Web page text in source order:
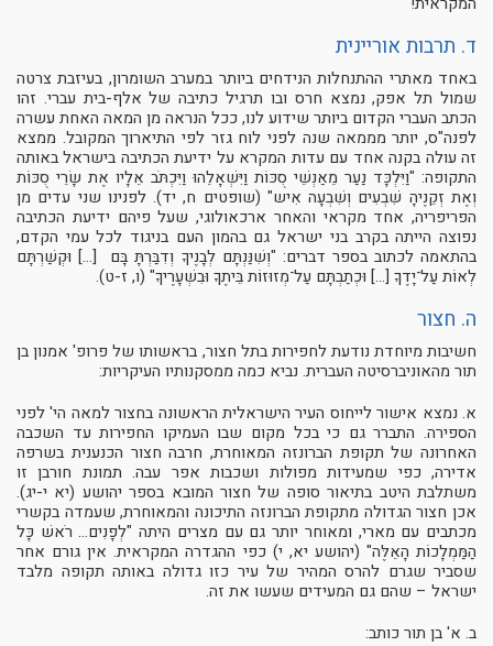
ד. תרבות אוריינית
באחד מאתרי ההתנחלות הנידחים ביותר במערב השומרון, בעיזבת צרטה
שמול תל אפק, נמצא חרס ובו תרגיל כתיבה של אלף-בית עברי. זהו
הכתב העברי הקדום ביותר שידוע לנו, ככל הנראה מן המאה האחת עשרה
לפנה"ס, יותר מממאה שנה לפני לוח גזר לפי התיארוך המקובל. ממצא
זה עולה בקנה אחד עם עדות המקרא על ידיעת הכתיבה בישראל באותה
התקופה: "וַיִּלְכָּד נַעַר מֵאַנְשֵׁי סֻכּוֹת וַיִּשְׁאָלֵהוּ וַיִּכְתֹּב אֵלָיו אֶת שָׂרֵי סֻכּוֹת
וְאֶת זְקֵנֶיהָ שִׁבְעִים וְשִׁבְעָה אִיש" (שופטים ח, יד). לפנינו שני עדים מן
הפריפריה, אחד מקראי והאחר ארכאולוגי, שעל פיהם ידיעת הכתיבה
נפוצה הייתה בקרב בני ישראל גם בהמון העם בניגוד לכל עמי הקדם,
בהתאמה לכתוב בספר דברים: "וְשִׁנַּנְתָּם לְבָנֶיךָ וְדִבַּרְתָּ בָּם [...] וּקְשַׁרְתָּם
לְאוֹת עַל־יָדֶךָ [...] וּכְתַבְתָּם עַל־מְזוּזוֹת בֵּיתֶךָ וּבִשְׁעָרֶיךָ" (ו, ז-ט).
ה. חצור
חשיבות מיוחדת נודעת לחפירות בתל חצור, בראשותו של פרופ' אמנון בן
תור מהאוניברסיטה העברית. נביא כמה ממסקנותיו העיקריות:
א. נמצא אישור לייחוס העיר הישראלית הראשונה בחצור למאה הי' לפני
הספירה. התברר גם כי בכל מקום שבו העמיקו החפירות עד השכבה
האחרונה של תקופת הברונזה המאוחרת, חרבה חצור הכנענית בשרפה
אדירה, כפי שמעידות מפולות ושכבות אפר עבה. תמונת חורבן זו
משתלבת היטב בתיאור סופה של חצור המובא בספר יהושע (יא י-יג).
אכן חצור הגדולה מתקופת הברונזה התיכונה והמאוחרת, שעמדה בקשרי
מכתבים עם מארי, ומאוחר יותר גם עם מצרים היתה "לְפָנִים... רֹאשׁ כָּל
הַמַּמְלָכוֹת הָאֵלֶּה" (יהושע יא, י) כפי ההגדרה המקראית. אין גורם אחר
שסביר שגרם להרס המהיר של עיר כזו גדולה באותה תקופה מלבד
ישראל – שהם גם המעידים שעשו את זה.
ב. א' בן תור כותב: